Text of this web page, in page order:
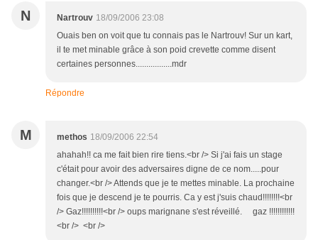
N Nartrouv 18/09/2006 23:08
Ouais ben on voit que tu connais pas le Nartrouv! Sur un kart,
il te met minable grâce à son poid crevette comme disent
certaines personnes.................mdr
Répondre
M methos 18/09/2006 22:54
ahahah!! ca me fait bien rire tiens.<br /> Si j'ai fais un stage
c'était pour avoir des adversaires digne de ce nom.....pour
changer.<br /> Attends que je te mettes minable. La prochaine
fois que je descend je te pourris. Ca y est j'suis chaud!!!!!!!!<br
/> Gaz!!!!!!!!!!<br /> oups marignane s'est réveillé. gaz !!!!!!!!!!!!
<br /> <br />